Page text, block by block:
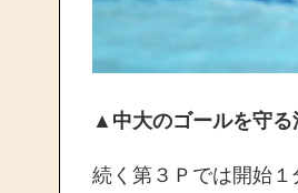
▲ 中大のゴールを守る
続く第３Ｐでは開始